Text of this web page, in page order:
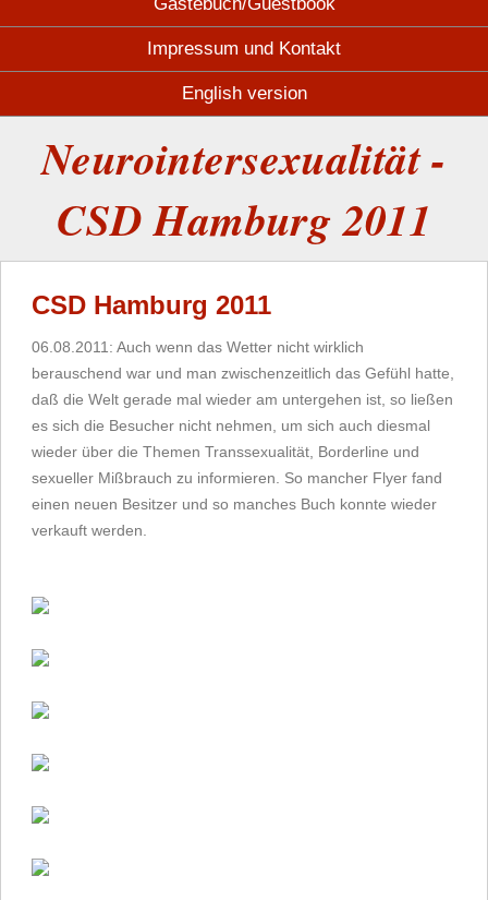
Impressum und Kontakt
English version
Neurointersexualität -
CSD Hamburg 2011
CSD Hamburg 2011
06.08.2011: Auch wenn das Wetter nicht wirklich
berauschend war und man zwischenzeitlich das Gefühl hatte,
daß die Welt gerade mal wieder am untergehen ist, so ließen
es sich die Besucher nicht nehmen, um sich auch diesmal
wieder über die Themen Transsexualität, Borderline und
sexueller Mißbrauch zu informieren. So mancher Flyer fand
einen neuen Besitzer und so manches Buch konnte wieder
verkauft werden.